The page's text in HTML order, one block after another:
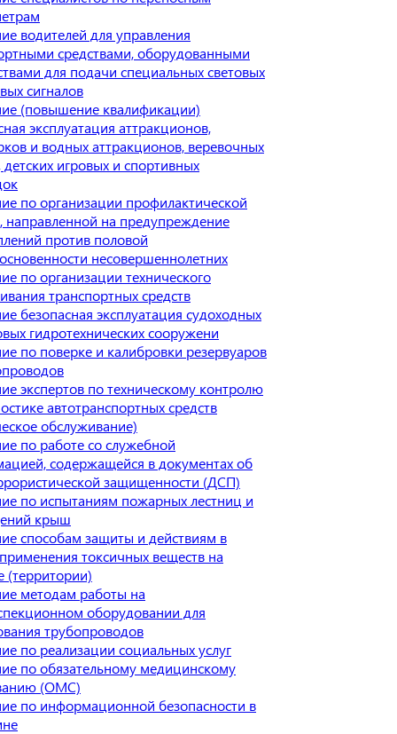
водителей для управления
средствами, оборудованными
для подачи специальных световых
сигналов
(повышение квалификации)
эксплуатация аттракционов,
и водных аттракционов, веревочных
детских игровых и спортивных
по организации профилактической
направленной на предупреждение
против половой
несовершеннолетних
по организации технического
транспортных средств
безопасная эксплуатация судоходных
гидротехнических сооружени
по поверке и калибровки резервуаров
экспертов по техническому контролю
автотранспортных средств
обслуживание)
по работе со служебной
содержащейся в документах об
защищенности (ДСП)
по испытаниям пожарных лестниц и
крыш
способам защиты и действиям в
токсичных веществ на
(территории)
методам работы на
оборудовании для
трубопроводов
по реализации социальных услуг
по обязательному медицинскому
(ОМС)
по информационной безопасности в